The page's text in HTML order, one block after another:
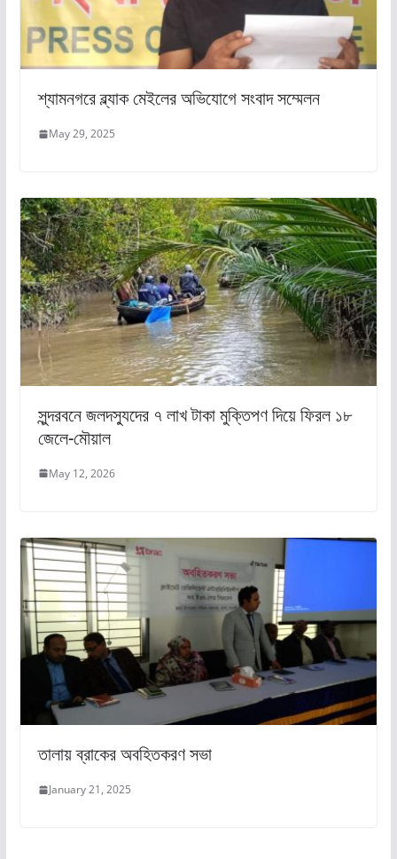
শ্যামনগরে ব্ল্যাক মেইলের অভিযোগে সংবাদ সম্মেলন
May 29, 2025
সুন্দরবনে জলদস্যুদের ৭ লাখ টাকা মুক্তিপণ দিয়ে ফিরল ১৮
জেলে-মৌয়াল
May 12, 2026
তালায় ব্রাকের অবহিতকরণ সভা
January 21, 2025